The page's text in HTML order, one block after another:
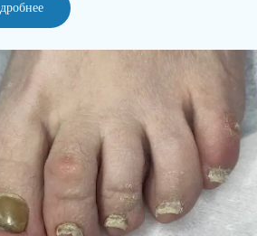
Чем
Болезненна ли
Можно ли